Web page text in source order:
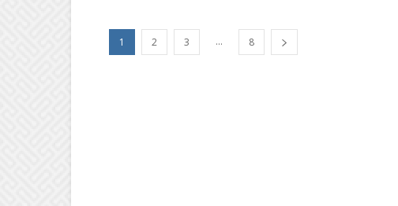
1 2 3 ... 8